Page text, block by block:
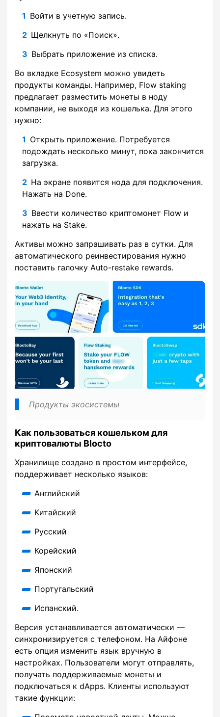
Войти в учетную запись.
Щелкнуть по «Поиск».
Выбрать приложение из списка.
Во вкладке Ecosystem можно увидеть
продукты команды. Например, Flow staking
предлагает разместить монеты в ноду
компании, не выходя из кошелька. Для этого
нужно:
Открыть приложение. Потребуется
подождать несколько минут, пока закончится
загрузка.
На экране появится нода для подключения.
Нажать на Done.
Ввести количество криптомонет Flow и
нажать на Stake.
Активы можно запрашивать раз в сутки. Для
автоматического реинвестирования нужно
поставить галочку Auto-restake rewards.
Продукты экосистемы
Как пользоваться кошельком для
криптовалюты Blocto
Хранилище создано в простом интерфейсе,
поддерживает несколько языков:
Английский
Китайский
Русский
Корейский
Японский
Португальский
Испанский.
Версия устанавливается автоматически —
синхронизируется с телефоном. На Айфоне
есть опция изменить язык вручную в
настройках. Пользователи могут отправлять,
получать поддерживаемые монеты и
подключаться к dApps. Клиенты используют
такие функции: